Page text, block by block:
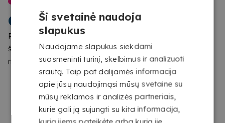
COPYKREA
Pastebėjome, kad naršote iš vietos, kuri nesutampa su
šios svetainės skirta vieta. Patvirtinkite, kurią svetainę
norite aplankyti
DVIPUSIS VEIKIMAS, DVIGUBAS POVEIKIS
Šis lauko X Banner leidžia jums parodyti savo žinutę iš
abiejų pusių, padidinant matomumą iš įvairių kampų
neužimant daugiau vietos. Tai labai veiksmingas
sprendimas praėjimo vietoms, įėjimams ar renginiams,
Ši svetainė naudoja
slapukus
Naudojame slapukus siekdami
suasmeninti turinį, skelbimus ir analizuoti
srautą. Taip pat dalijamės informacija
apie jūsų naudojimąsi mūsų svetaine su
mūsų reklamos ir analizės partneriais,
kurie gali ją sujungti su kita informacija,